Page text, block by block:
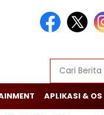
APLIKASI & OS